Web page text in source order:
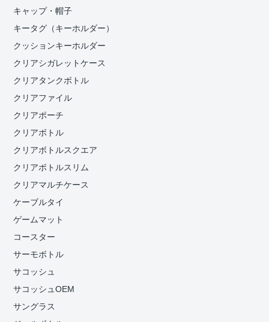
キャップ・帽子
キータグ（キーホルダー）
クッションキーホルダー
クリアシガレットケース
クリアタンクボトル
クリアファイル
クリアポーチ
クリアボトル
クリアボトルスクエア
クリアボトルスリム
クリアマルチケース
ケーブルタイ
ゲームマット
コースター
サーモボトル
サコッシュ
サコッシュOEM
サングラス